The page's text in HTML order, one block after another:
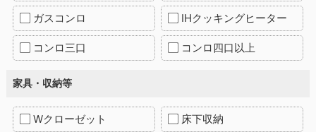
ガスコンロ IHクッキングヒーター
コンロ三口 コンロ四口以上
家具・収納等
Wクローゼット 床下収納